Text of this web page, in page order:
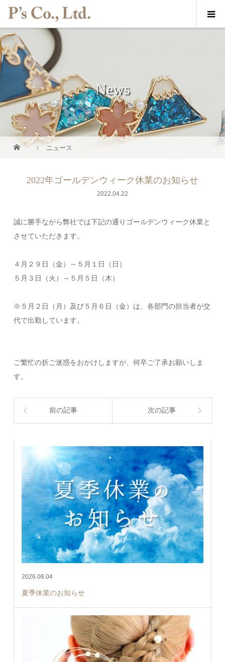
News
ニュース
2022年ゴールデンウィーク休業のお知らせ
2022.04.22
誠に勝手ながら弊社では下記の通りゴールデンウィーク休業と
させていただきます。
４月２９日（金）～５月１日（日）
５月３日（火）～５月５日（木）
※５月２日（月）及び５月６日（金）は、各部門の担当者が交
代で出勤しています。
ご繁忙の折ご迷惑をおかけしますが、何卒ご了承お願いしま
す。
前の記事 次の記事
2026.08.04
夏季休業のお知らせ